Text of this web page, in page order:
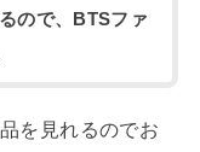
ので、BTSファ
を見れるのでお